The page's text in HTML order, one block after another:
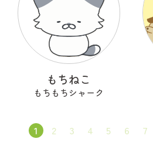
もちねこ
もちもちシャーク
1 2 3 4 5 6 7